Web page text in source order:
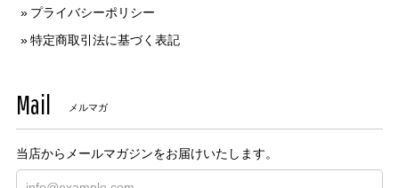
プライバシーポリシー
特定商取引法に基づく表記
Mail メルマガ
当店からメールマガジンをお届けいたします。